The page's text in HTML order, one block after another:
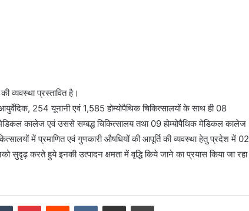
प्रस्तावित है।
254 यूनानी एवं 1,585 होम्योपैथिक चिकित्सालयों के साथ ही 08
कालेज एवं उससे सम्बद्ध चिकित्सालय तथा 09 होम्योपैथिक मेडिकल कालेज
में प्रमाणित एवं गुणकारी औषधियों की आपूर्ति की व्यवस्था हेतु प्रदेश में 02
सुदृढ़ करते हुये इनकी उत्पादन क्षमता में वृद्धि किये जाने का प्रयास किया जा रहा
Tumblr PinterestReddit VKontakteShare via Email Print